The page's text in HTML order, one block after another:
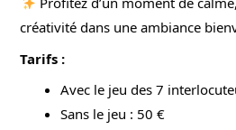
créativité dans une ambiance
Tarifs :
Avec le jeu des 7
Sans le jeu : 50 €